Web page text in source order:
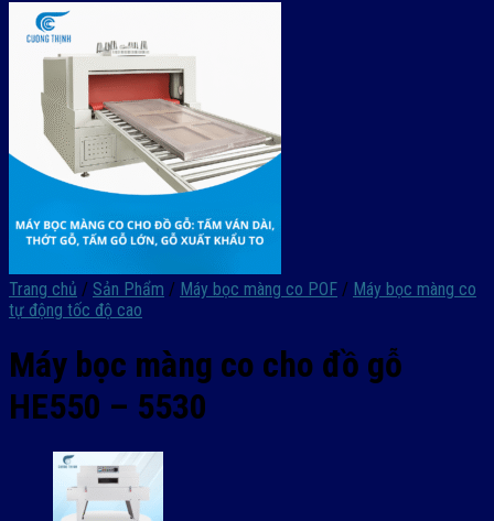
Trang chủ / Sản Phẩm / Máy bọc màng co POF / Máy bọc màng co
tự động tốc độ cao
Máy bọc màng co cho đồ gỗ
HE550 – 5530